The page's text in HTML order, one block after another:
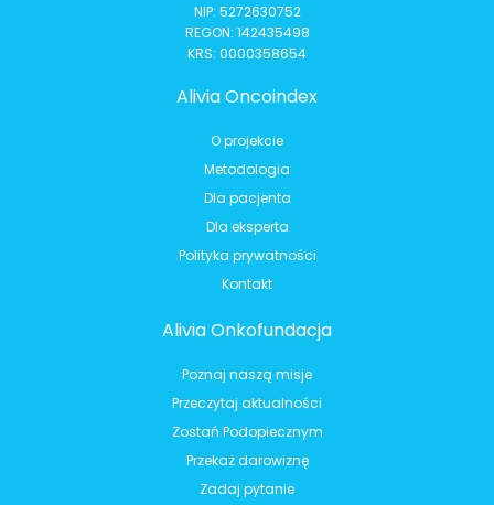
NIP: 5272630752
REGON: 142435498
KRS: 0000358654
Alivia Oncoindex
O projekcie
Metodologia
Dla pacjenta
Dla eksperta
Polityka prywatności
Kontakt
Alivia Onkofundacja
Poznaj naszą misje
Przeczytaj aktualności
Zostań Podopiecznym
Przekaż darowiznę
Zadaj pytanie